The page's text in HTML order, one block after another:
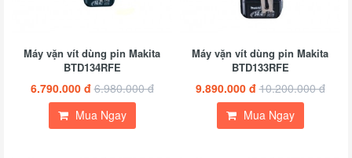
Máy vặn vít dùng pin Makita
BTD134RFE
6.790.000 đ 6.980.000 đ
Mua Ngay
Máy vặn vít dùng pin Makita
BTD133RFE
9.890.000 đ 10.200.000 đ
Mua Ngay